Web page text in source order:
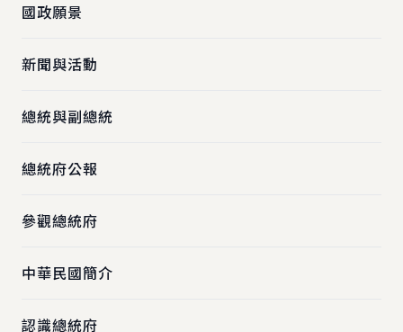
國政願景
新聞與活動
總統與副總統
總統府公報
參觀總統府
中華民國簡介
認識總統府